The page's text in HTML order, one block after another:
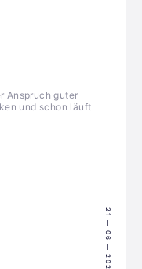
Anspruch guter
und schon läuft
21 — 06 — 2021